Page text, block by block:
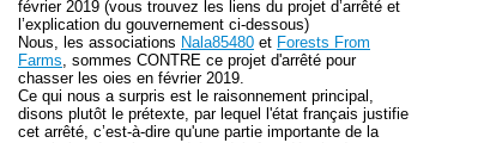
février 2019 (vous trouvez les liens du projet d’arrêté et
l’explication du gouvernement ci-dessous)
Nous, les associations Nala85480 et Forests From
Farms, sommes CONTRE ce projet d'arrêté pour
chasser les oies en février 2019.
Ce qui nous a surpris est le raisonnement principal,
disons plutôt le prétexte, par lequel l'état français justifie
cet arrêté, c’est-à-dire qu'une partie importante de la